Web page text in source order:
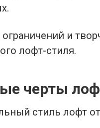
ограничений и
лофт-стиля.
черты
стиль лофт